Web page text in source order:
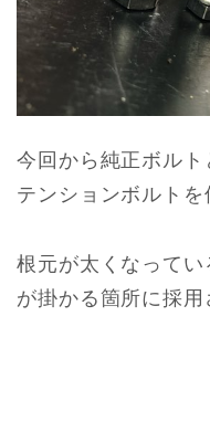
今回から純正ボル
テンションボルトを
根元が太くなって
が掛かる箇所に採用